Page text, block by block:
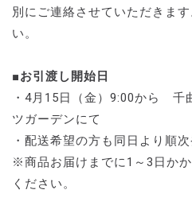
別にご連絡させていただきま
い。
■お引渡し開始日
・4月15日（金）9:00から 千
ツガーデンにて
・配送希望の方も同日より順
※商品お届けまでに1～3日か
ください。